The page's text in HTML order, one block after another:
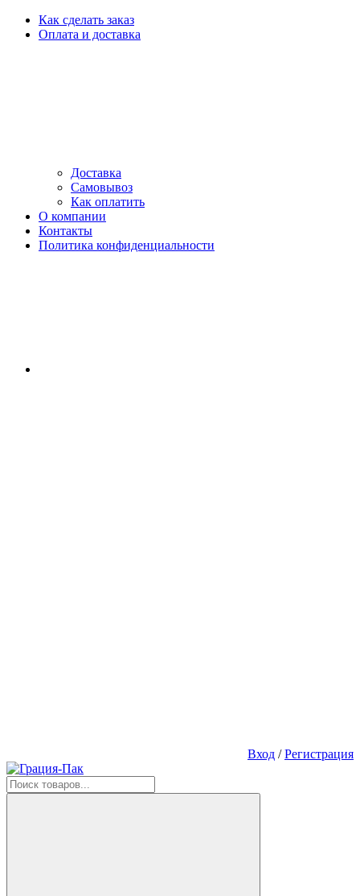
Как сделать заказ
Оплата и доставка
Доставка
Самовывоз
Как оплатить
О компании
Контакты
Политика конфиденциальности
Вход /Регистрация